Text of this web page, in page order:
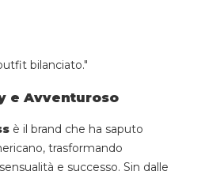
bilanciato."
e Avventuroso
è il brand che ha saputo
trasformando
e successo. Sin dalle